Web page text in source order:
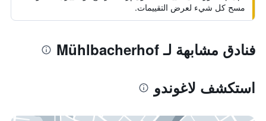
مسح كل شيء لعرض التقييمات.
فنادق مشابهة لـ Mühlbacherhof
استكشف لاغوندو